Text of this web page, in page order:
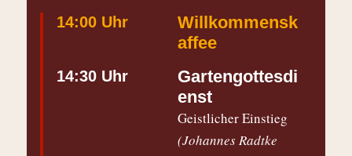
14:00 Uhr
Willkommensk
affee
14:30 Uhr
Gartengottesdi
enst
Geistlicher Einstieg
(Johannes Radtke